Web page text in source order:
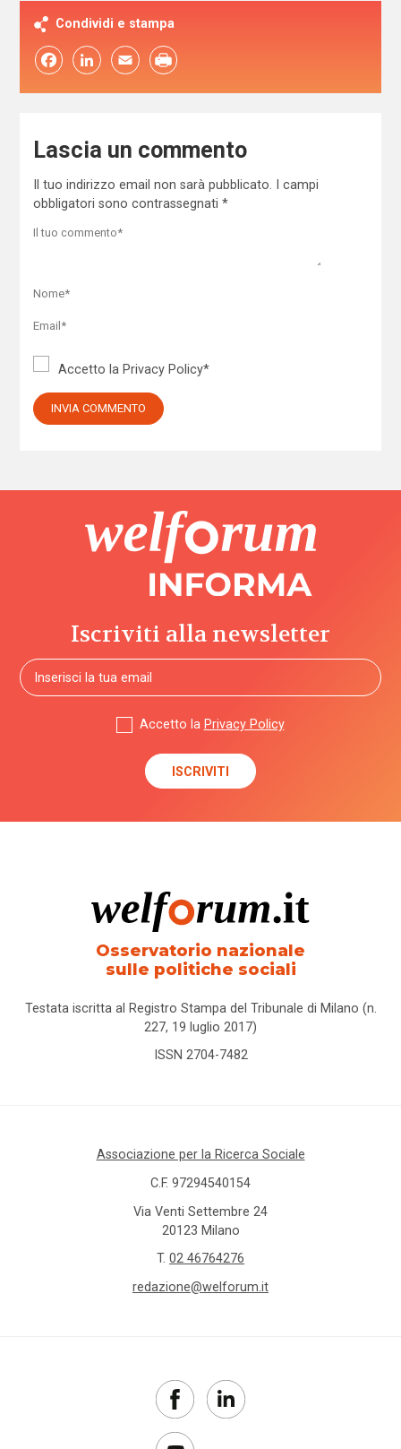
Condividi e stampa
FacebookLinkedIn Email
Lascia un commento
Il tuo indirizzo email non sarà pubblicato.
I campi
obbligatori sono contrassegnati *
Accetto la Privacy Policy*
Iscriviti alla newsletter
Accetto la Privacy Policy
Osservatorio nazionale
sulle politiche sociali
Testata iscritta al Registro Stampa del Tribunale di Milano (n.
227, 19 luglio 2017)
ISSN 2704-7482
Associazione per la Ricerca Sociale
C.F. 97294540154
Via Venti Settembre 24
20123 Milano
T. 02 46764276
redazione@welforum.it